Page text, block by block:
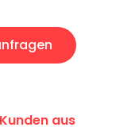
aus